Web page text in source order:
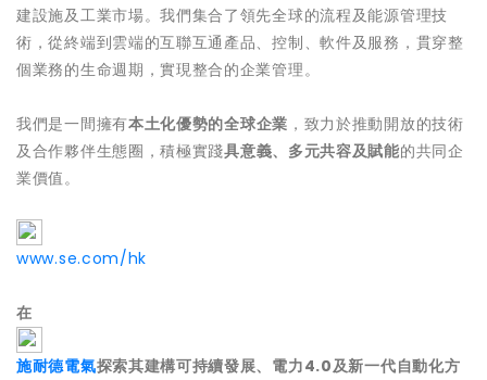
建設施及工業市場。我們集合了領先全球的流程及能源管理技
術，從終端到雲端的互聯互通產品、控制、軟件及服務，貫穿整
個業務的生命週期，實現整合的企業管理。
我們是一間擁有本土化優勢的全球企業 ，致力於推動開放的技術
及合作夥伴生態圈，積極實踐具意義、多元共容及賦能的共同企
業價值。
www.se.com/hk
在
施耐德電氣探索其建構可持續發展、電力4.0及新一代自動化方